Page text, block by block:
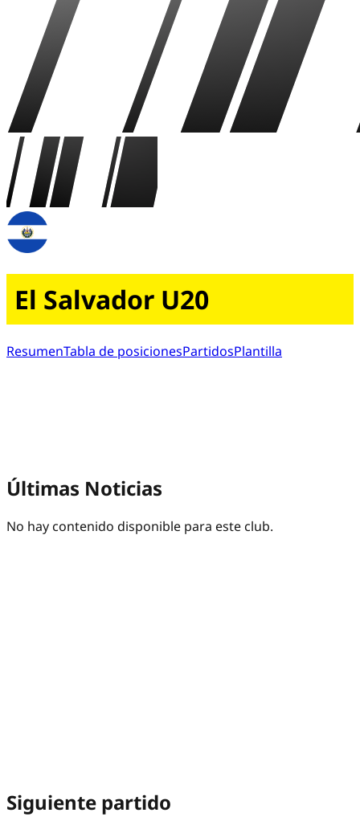
El Salvador U20
ResumenTabla de posicionesPartidosPlantilla
Últimas Noticias
No hay contenido disponible para este club.
Siguiente partido